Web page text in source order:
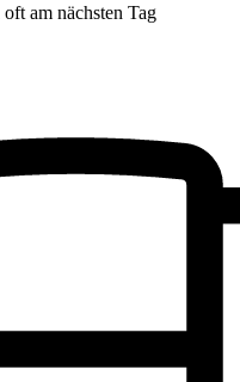
am nächsten Tag